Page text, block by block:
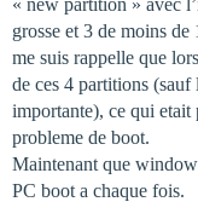
grosse et 3 de moins
me suis rappelle que
de ces 4 partitions
importante), ce qui etait
probleme de boot.
Maintenant que
PC boot a chaque fois.